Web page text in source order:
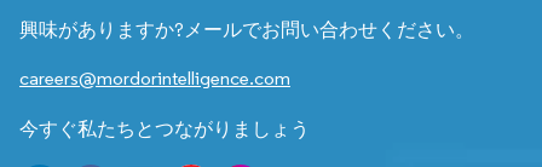
興味がありますか?メールでお問い合わせください。
careers@mordorintelligence.com
今すぐ私たちとつながりましょう